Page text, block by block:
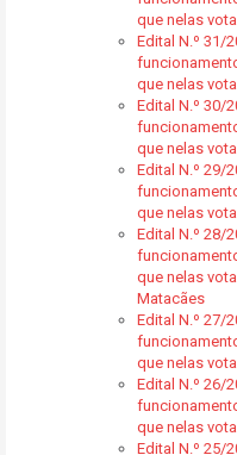
que nelas
Edital N.º 31/
que nelas
Edital N.º 30/
que nelas
Edital N.º 29/
que nelas
Edital N.º 28/
que nelas
Matacães
Edital N.º 27/
que nelas
Edital N.º 26/
que nelas
Edital N.º 25/